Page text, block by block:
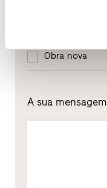
Obra nova
A sua mensagem